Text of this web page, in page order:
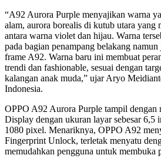
“A92 Aurora Purple menyajikan warna
alam, aurora borealis di kutub utara yang
antara warna violet dan hijau. Warna
pada bagian penampang belakang
frame A92. Warna baru ini membuat
trendi dan fashionable, sesuai dengan
kalangan anak muda,” ujar Aryo
Indonesia.
OPPO A92 Aurora Purple tampil dengan
Display dengan ukuran layar sebesar 6,5
1080 pixel. Menariknya, OPPO A92
Fingerprint Unlock, terletak menyatu
memudahkan pengguna untuk membuka